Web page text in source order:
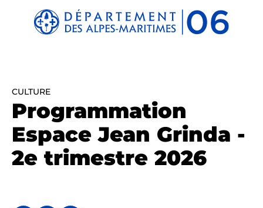
Panneau de gestion des cookies
CULTURE
Programmation
Espace Jean Grinda -
2e trimestre 2026